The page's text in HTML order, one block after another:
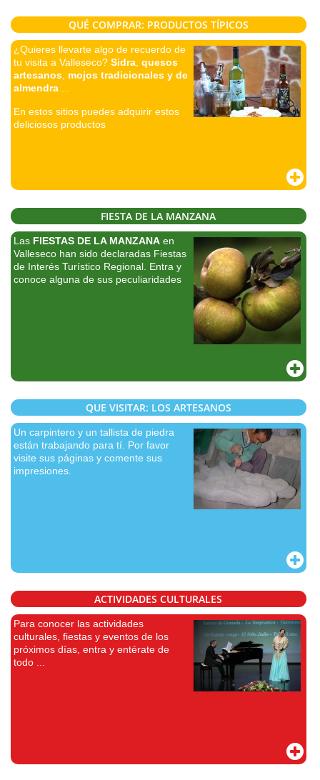
QUÉ COMPRAR: PRODUCTOS TÍPICOS
¿Quieres llevarte algo de recuerdo de
tu visita a Valleseco? Sidra quesos
artesanos mojos tradicionales y de
almendra
En estos sitios puedes adquirir estos
deliciosos productos
FIESTA DE LA MANZANA
Las FIESTAS DE LA MANZANA en
Valleseco han sido declaradas Fiestas
de Interés Turístico Regional. Entra y
conoce alguna de sus peculiaridades
QUE VISITAR: LOS ARTESANOS
Un carpintero y un tallista de piedra
están trabajando para tí. Por favor
visite sus páginas y comente sus
impresiones.
ACTIVIDADES CULTURALES
Para conocer las actividades
culturales, fiestas y eventos de los
próximos días, entra y entérate de
todo ...